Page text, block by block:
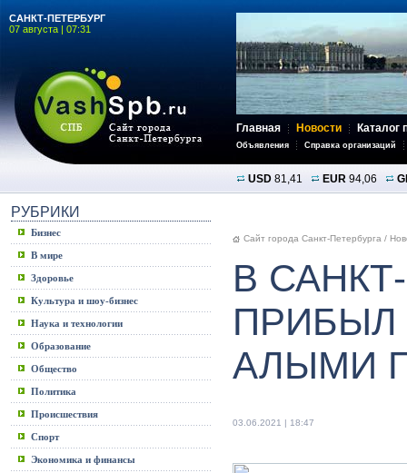
САНКТ-ПЕТЕРБУРГ
07 августа | 07:31
Главная Новости Каталог
Объявления Справка организаций
USD 81,41 EUR 94,06
РУБРИКИ
Бизнес
В мире
Здоровье
Культура и шоу-бизнес
Наука и технологии
Образование
Общество
Политика
Происшествия
Спорт
Экономика и финансы
Сайт города Санкт-Петербурга /
В
ПРИБЫЛ
АЛЫМИ
03.06.2021 | 18:47